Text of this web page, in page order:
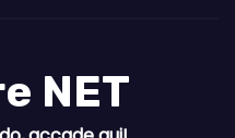
NET